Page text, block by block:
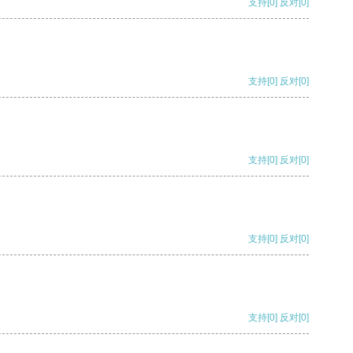
支持 [0] 反对 [0]
支持[0] 反对[0]
支持[0] 反对[0]
支持[0] 反对[0]
支持[0] 反对[0]